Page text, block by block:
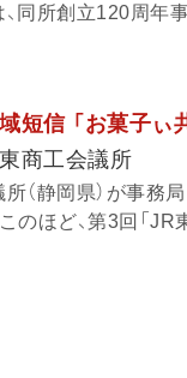
、同所創立120周年
短信 「お菓子ぃ
商工会議所
（静岡県）が事務
このほど、第3回「